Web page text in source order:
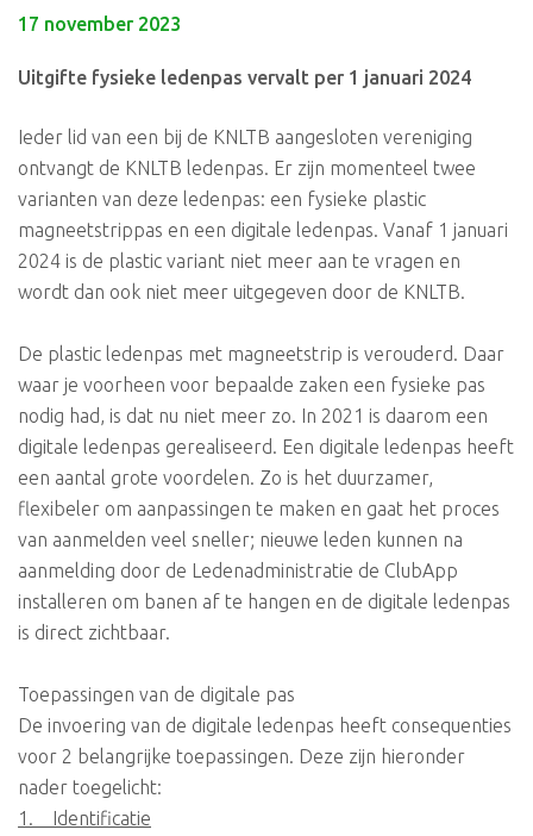
17 november 2023
Uitgifte fysieke ledenpas vervalt per 1 januari 2024
Ieder lid van een bij de KNLTB aangesloten vereniging
ontvangt de KNLTB ledenpas. Er zijn momenteel twee
varianten van deze ledenpas: een fysieke plastic
magneetstrippas en een digitale ledenpas. Vanaf 1 januari
2024 is de plastic variant niet meer aan te vragen en
wordt dan ook niet meer uitgegeven door de KNLTB.
De plastic ledenpas met magneetstrip is verouderd. Daar
waar je voorheen voor bepaalde zaken een fysieke pas
nodig had, is dat nu niet meer zo. In 2021 is daarom een
digitale ledenpas gerealiseerd. Een digitale ledenpas heeft
een aantal grote voordelen. Zo is het duurzamer,
flexibeler om aanpassingen te maken en gaat het proces
van aanmelden veel sneller; nieuwe leden kunnen na
aanmelding door de Ledenadministratie de ClubApp
installeren om banen af te hangen en de digitale ledenpas
is direct zichtbaar.
Toepassingen van de digitale pas
De invoering van de digitale ledenpas heeft consequenties
voor 2 belangrijke toepassingen. Deze zijn hieronder
nader toegelicht:
1. Identificatie